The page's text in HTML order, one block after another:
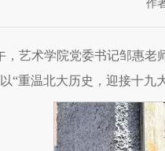
作
，艺术学院党委书记邹惠
“重温北大历史，迎接十九